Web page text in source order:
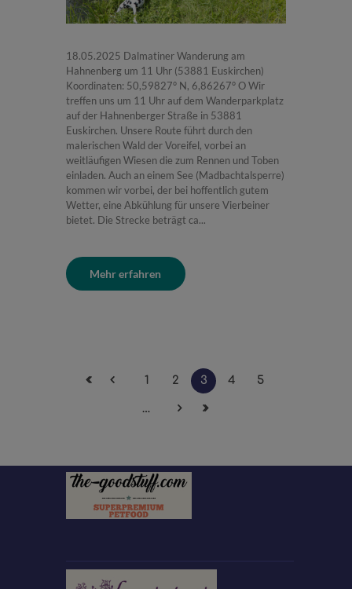
18.05.2025 Dalmatiner Wanderung am
Hahnenberg um 11 Uhr (53881 Euskirchen)
Koordinaten: 50,59827° N, 6,86267° O Wir
treffen uns um 11 Uhr auf dem Wanderparkplatz
auf der Hahnenberger Straße in 53881
Euskirchen. Unsere Route führt durch den
malerischen Wald der Voreifel, vorbei an
weitläufigen Wiesen die zum Rennen und Toben
einladen. Auch an einem See (Madbachtalsperre)
kommen wir vorbei, der bei hoffentlich gutem
Wetter, eine Abkühlung für unsere Vierbeiner
bietet. Die Strecke beträgt ca...
Mehr erfahren
1 2 3 4 5
…